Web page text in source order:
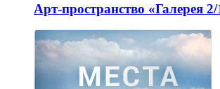
Арт-пространство «Галерея 2/